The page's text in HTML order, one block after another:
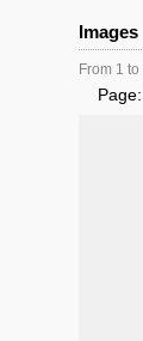
Images
From 1
Page: